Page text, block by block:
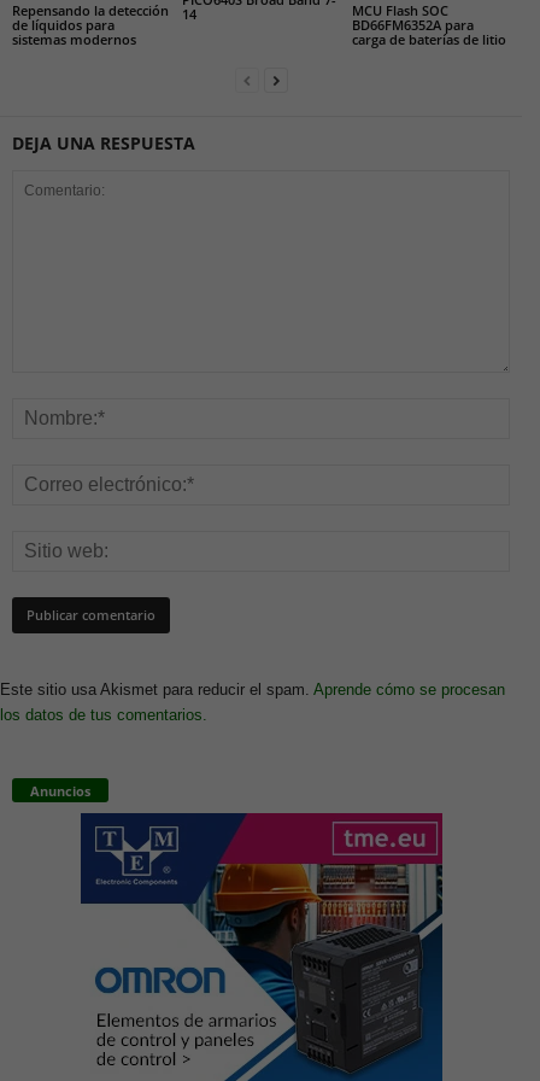
Repensando la detección
de líquidos para
sistemas modernos
14
MCU Flash SOC
BD66FM6352A para
carga de baterías de litio
DEJA UNA RESPUESTA
Este sitio usa Akismet para reducir el spam. Aprende cómo se procesan
los datos de tus comentarios.
Anuncios